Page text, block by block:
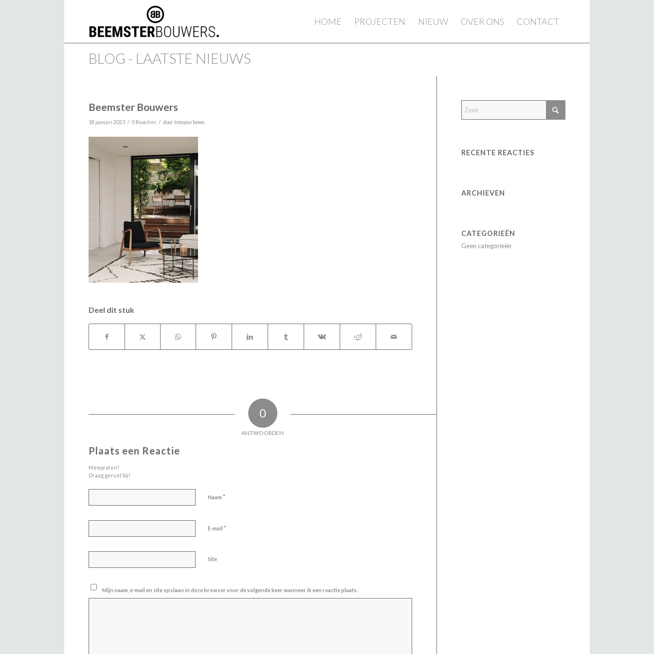
HOME PROJECTEN NIEUW OVER ONS CONTACT
BLOG - LAATSTE NIEUWS
Beemster Bouwers
18 januari 2023 / 0 Reacties / door timopurbowo
Deel dit stuk
0
ANTWOORDEN
Plaats een Reactie
Meepraten?
Draag gerust bij!
Naam *
E-mail *
Site
Mijn naam, e-mail en site opslaan in deze browser voor de volgende keer wanneer ik een reactie plaats.
RECENTE REACTIES
ARCHIEVEN
CATEGORIEËN
Geen categorieën